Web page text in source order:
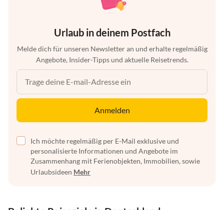
Urlaub in deinem Postfach
Melde dich für unseren Newsletter an und erhalte regelmäßig
Angebote, Insider-Tipps und aktuelle Reisetrends.
Anmelden
Ich möchte regelmäßig per E-Mail exklusive und
personalisierte Informationen und Angebote im
Zusammenhang mit Ferienobjekten, Immobilien, sowie
Urlaubsideen Mehr